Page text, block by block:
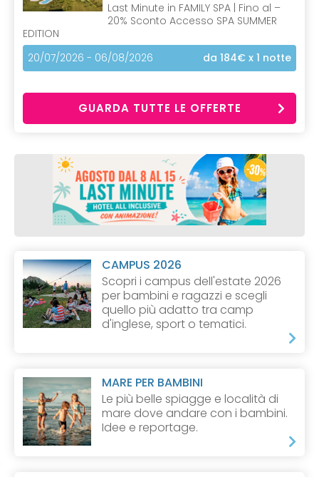
Last Minute in FAMILY SPA | Fino al –
20% Sconto Accesso SPA SUMMER
EDITION
20/07/2026 - 06/08/2026
da 184€ x 1 notte
GUARDA TUTTE LE OFFERTE
CAMPUS 2026
Scopri i campus dell'estate 2026
per bambini e ragazzi e scegli
quello più adatto tra camp
d'inglese, sport o tematici.
MARE PER BAMBINI
Le più belle spiagge e località di
mare dove andare con i bambini.
Idee e reportage.